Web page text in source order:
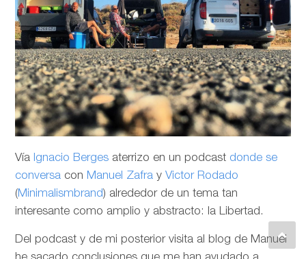
Vía Ignacio Berges aterrizo en un podcast donde se
conversa con Manuel Zafra y Victor Rodado
(Minimalismbrand) alrededor de un tema tan
interesante como amplio y abstracto: la Libertad.
Del podcast y de mi posterior visita al blog de Manuel